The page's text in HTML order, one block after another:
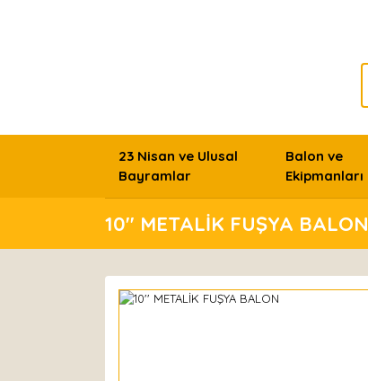
23 Nisan ve Ulusal
Bayramlar
Balon ve
Ekipmanları
10'' METALİK FUŞYA BALON